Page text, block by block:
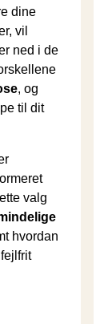
dine
vil
ned i de
, og
til dit
valg
hvordan